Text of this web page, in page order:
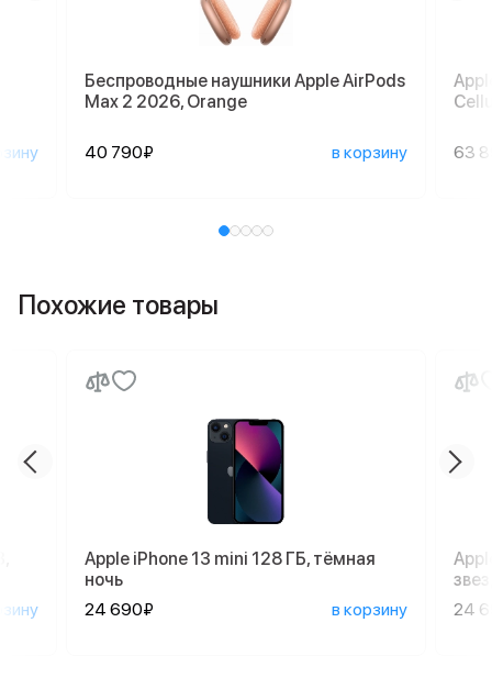
Беспроводные наушники Apple AirPods
Max 2 2026, Orange
40 790₽ в корзину 63
Похожие товары
Apple iPhone 13 mini 128 ГБ, тёмная
ночь
24 690₽
в корзину
24